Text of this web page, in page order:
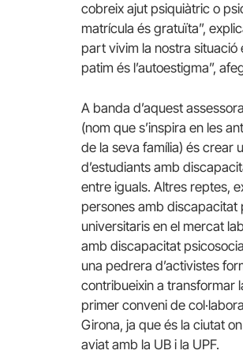
cobreix ajut psiquiàtric o
matrícula és gratuïta”,
part vivim la nostra
patim és l’autoestigma”,
A banda d’aquest
(nom que s’inspira en les
de la seva família) és crear
d’estudiants amb
entre iguals. Altres reptes,
persones amb discapacitat
universitaris en el mercat
amb discapacitat
una pedrera d’activistes
contribueixin a transformar
primer conveni de
Girona, ja que és la ciutat
aviat amb la UB i la UPF.